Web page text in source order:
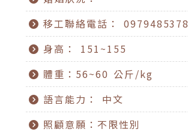
移工聯絡電話： 0979485378
身高： 151~155
體重：56~60 公斤/kg
語言能力： 中文
照顧意願：不限性別